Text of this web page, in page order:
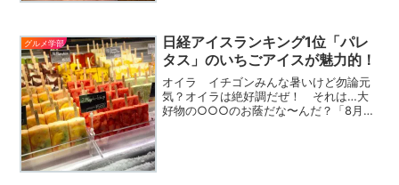
道産イチゴをたっぷり堪能できるお店を
ご紹介します。
グルメ学部
日経アイスランキング1位「パレ
タス」のいちごアイスが魅力的！
オイラ イチゴンみんな暑いけど勿論元
気？オイラは絶好調だぜ！ それは…大
好物の○○○のお蔭だな〜んだ？「8月29